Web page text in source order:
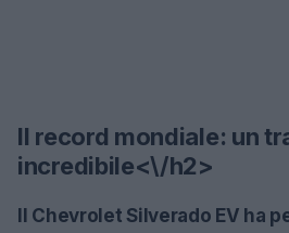
Il record mondiale: un
incredibile<\/h2>
Il Chevrolet Silverado EV ha